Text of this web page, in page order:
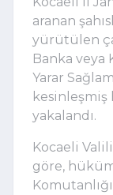
aranan
yürütülen
Banka veya
Yarar
kesinleşmiş
yakalandı.
Kocaeli
göre,